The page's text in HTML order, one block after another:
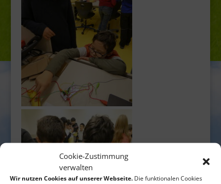
Cookie-Zustimmung
verwalten
Wir nutzen Cookies auf unserer Webseite. Die funktionalen Cookies